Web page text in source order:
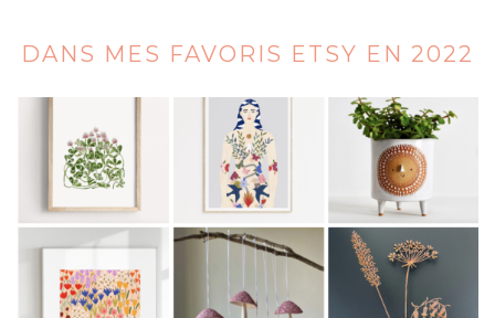
DANS MES FAVORIS ETSY EN 2022